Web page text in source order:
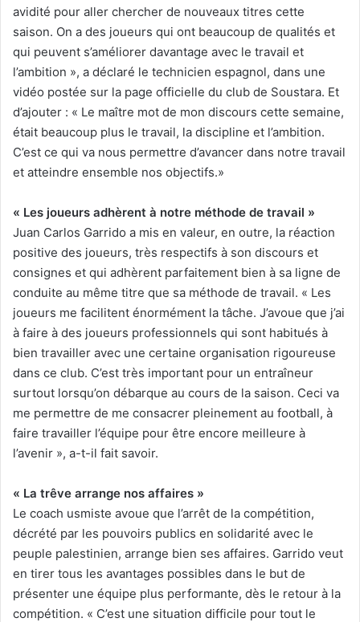
avidité pour aller chercher de nouveaux titres cette
saison. On a des joueurs qui ont beaucoup de qualités et
qui peuvent s’améliorer davantage avec le travail et
l’ambition », a déclaré le technicien espagnol, dans une
vidéo postée sur la page officielle du club de Soustara. Et
d’ajouter : « Le maître mot de mon discours cette semaine,
était beaucoup plus le travail, la discipline et l’ambition.
C’est ce qui va nous permettre d’avancer dans notre travail
et atteindre ensemble nos objectifs.»
« Les joueurs adhèrent à notre méthode de travail »
Juan Carlos Garrido a mis en valeur, en outre, la réaction
positive des joueurs, très respectifs à son discours et
consignes et qui adhèrent parfaitement bien à sa ligne de
conduite au même titre que sa méthode de travail. « Les
joueurs me facilitent énormément la tâche. J’avoue que j’ai
à faire à des joueurs professionnels qui sont habitués à
bien travailler avec une certaine organisation rigoureuse
dans ce club. C’est très important pour un entraîneur
surtout lorsqu’on débarque au cours de la saison. Ceci va
me permettre de me consacrer pleinement au football, à
faire travailler l’équipe pour être encore meilleure à
l’avenir », a-t-il fait savoir.
« La trêve arrange nos affaires »
Le coach usmiste avoue que l’arrêt de la compétition,
décrété par les pouvoirs publics en solidarité avec le
peuple palestinien, arrange bien ses affaires. Garrido veut
en tirer tous les avantages possibles dans le but de
présenter une équipe plus performante, dès le retour à la
compétition. « C’est une situation difficile pour tout le